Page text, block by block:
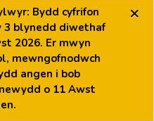
Bydd cyfrifon
3 blynedd diwethaf
2026. Er mwyn
mewngofnodwch
angen i bob
o 11 Awst
×